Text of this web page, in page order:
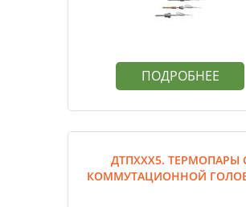
ПОДРОБНЕЕ
ДТПХХХ5. ТЕРМОПАРЫ
КОММУТАЦИОННОЙ